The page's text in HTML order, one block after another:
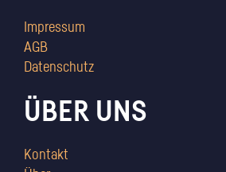
Impressum
AGB
Datenschutz
ÜBER UNS
Kontakt